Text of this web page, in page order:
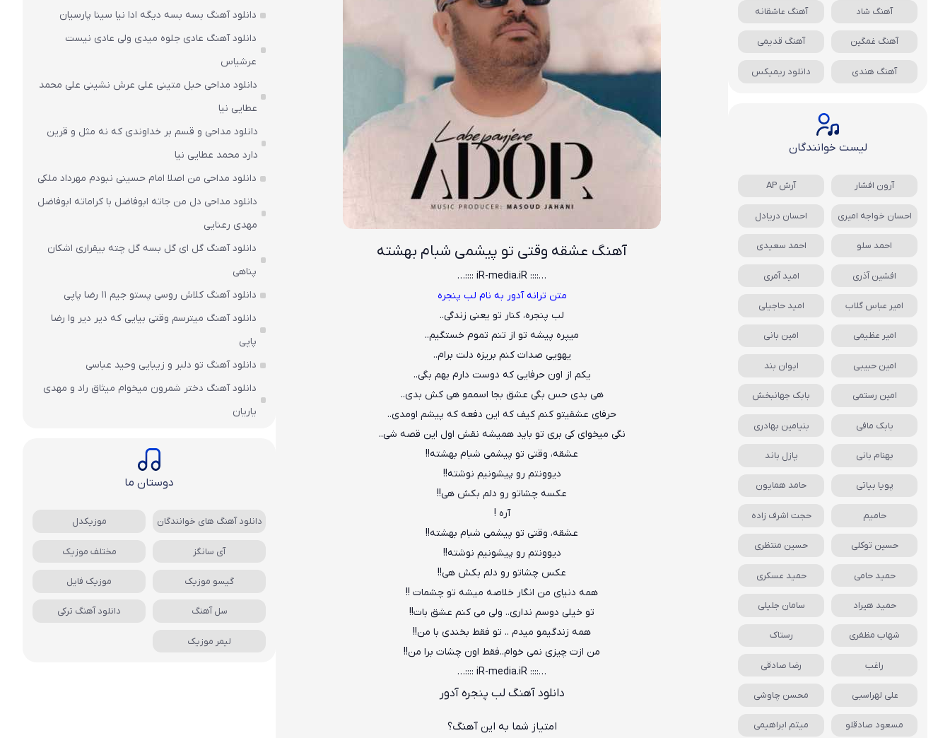
آهنگ عشقه وقتی تو پیشمی شبام بهشته
…:::: iR-media.iR ::::…
متن ترانه آدور به نام لب پنجره
لب پنجره، کنار تو یعنی زندگی..
میپره پیشه تو از تنم تموم خستگیم..
یهویی صدات کنم بریزه دلت برام..
یکم از اون حرفایی که دوست دارم بهم بگی..
هی بدی حس بگی عشق بجا اسممو هی کش بدی..
حرفای عشقیتو کنم کیف که این دفعه که پیشم اومدی..
نگی میخوای کی بری تو باید همیشه نقش اول این قصه شی..
عشقه، وقتی تو پیشمی شبام بهشته!!
دیوونتم رو پیشونیم نوشته!!
عکسه چشاتو رو دلم بکش هی!!
آره !
عشقه، وقتی تو پیشمی شبام بهشته!!
دیوونتم رو پیشونیم نوشته!!
عکس چشاتو رو دلم بکش هی!!
همه دنیای من انگار خلاصه میشه تو چشمات !!
تو خیلی دوسم نداری.. ولی می کنم عشق بات!!
همه زندگیمو میدم .. تو فقط بخندی با من!!
من ازت چیزی نمی خوام..فقط اون چشات برا من!!
…:::: iR-media.iR ::::…
دانلود آهنگ لب پنجره آدور
امتیاز شما به این آهنگ؟
آهنگ شاد آهنگ عاشقانه
آهنگ غمگین آهنگ قدیمی
آهنگ هندی دانلود ریمیکس
لیست خوانندگان
آرون افشار آرش AP
احسان خواجه امیری احسان دریادل
احمد سلو احمد سعیدی
افشین آذری امید آمری
امیر عباس گلاب امید حاجیلی
امیر عظیمی امین بانی
امین حبیبی ایوان بند
امین رستمی بابک جهانبخش
بابک مافی بنیامین بهادری
بهنام بانی پازل باند
پویا بیاتی حامد همایون
حامیم حجت اشرف زاده
حسین توکلی حسین منتظری
حمید حامی حمید عسکری
حمید هیراد سامان جلیلی
شهاب مظفری رستاک
راغب رضا صادقی
علی لهراسبی محسن چاوشی
مسعود صادقلو میثم ابراهیمی
دانلود آهنگ بسه بسه دیگه ادا نیا سینا پارسیان
دانلود آهنگ عادی جلوه میدی ولی عادی نیست
عرشیاس
دانلود مداحی حبل متینی علی عرش نشینی علی محمد
عطایی نیا
دانلود مداحی و قسم بر خداوندی که نه مثل و قرین
دارد محمد عطایی نیا
دانلود مداحی من اصلا امام حسینی نبودم مهرداد ملکی
دانلود مداحی دل من جاته ابوفاضل با کراماته ابوفاضل
مهدی رعنایی
دانلود آهنگ گل ای گل بسه گل چته بیقراری اشکان
پناهی
دانلود آهنگ کلاش روسی پستو جیم ۱۱ رضا پاپی
دانلود آهنگ میترسم وقتی بیایی که دیر دیر وا رضا
پاپی
دانلود آهنگ تو دلبر و زیبایی وحید عباسی
دانلود آهنگ دختر شمرون میخوام میثاق راد و مهدی
یاریان
دوستان ما
دانلود آهنگ های خوانندگان موزیکدل
آی سانگز مختلف موزیک
گیسو موزیک موزیک فایل
سل آهنگ دانلود آهنگ ترکی
لیمر موزیک